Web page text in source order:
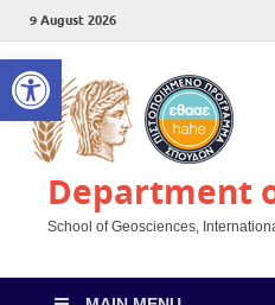
Open toolbar
9 August 2026
Department
School of Geosciences,